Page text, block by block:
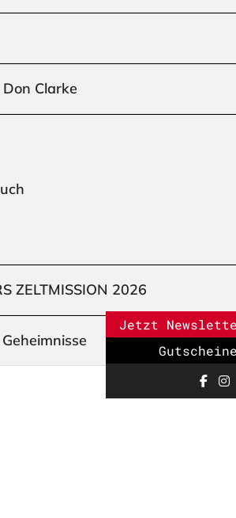
Clarke
ZELTMISSION 2026
Jetzt
Jetzt